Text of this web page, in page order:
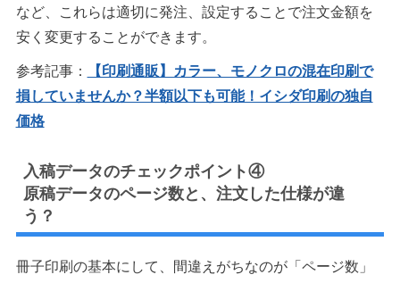
など、これらは適切に発注、設定することで注文金額を
安く変更することができます。
参考記事：
【印刷通販】カラー、モノクロの混在印刷で
損していませんか？半額以下も可能！イシダ印刷の独自
価格
入稿データのチェックポイント④
原稿データのページ数と、注文した仕様が違
う？
冊子印刷の基本にして、間違えがちなのが「ページ数」